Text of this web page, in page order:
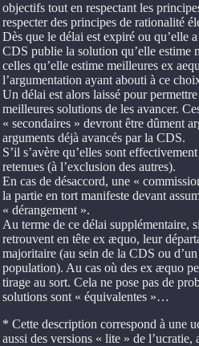
objectifs tout en respectant les
respecter des principes de rationalité
Dès que le délai est expiré ou qu’elle
CDS publie la solution qu’elle estime
celles qu’elle estime meilleures ex
l’argumentation ayant abouti à ce
Un délai est alors laissé pour
meilleures solutions de les avancer.
« secondaires » devront être dûment
arguments déjà avancés par la CDS.
S’il s’avère qu’elles sont
retenues (à l’exclusion des autres).
En cas de désaccord, une «
la partie en tort manifeste devant
« dérangement ».
Au terme de ce délai supplémentaire,
retrouvent en tête ex æquo, leur
majoritaire (au sein de la CDS ou
population). Au cas où des ex æquo
tirage au sort. Cela ne pose pas de
solutions sont « équivalentes »…
* Cette description correspond à une
aussi des versions « lite » de l’ucratie,